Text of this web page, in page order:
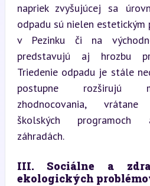
napriek zvyšujúcej sa
odpadu sú nielen
v Pezinku či na
predstavujú aj hrozbu
Triedenie odpadu je stále
postupne rozširujú
zhodnocovania,
školských programoch
záhradách.
III. Sociálne a
ekologických